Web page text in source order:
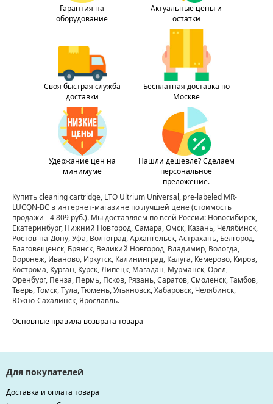
Гарантия на
оборудование
Актуальные цены и
остатки
Своя быстрая служба
доставки
Бесплатная доставка по
Москве
Удержание цен на
минимуме
Нашли дешевле? Сделаем
персональное
преложение.
Купить cleaning cartridge, LTO Ultrium Universal, pre-labeled MR-
LUCQN-BC в интернет-магазине по лучшей цене(стоимость
продажи - 4 809 руб.). Мы доставляем по всей России: Новосибирск,
Екатеринбург, Нижний Новгород, Самара, Омск, Казань, Челябинск,
Ростов-на-Дону, Уфа, Волгоград, Архангельск, Астрахань, Белгород,
Благовещенск, Брянск, Великий Новгород, Владимир, Вологда,
Воронеж, Иваново, Иркутск, Калининград, Калуга, Кемерово, Киров,
Кострома, Курган, Курск, Липецк, Магадан, Мурманск, Орел,
Оренбург, Пенза, Пермь, Псков, Рязань, Саратов, Смоленск, Тамбов,
Тверь, Томск, Тула, Тюмень, Ульяновск, Хабаровск, Челябинск,
Южно-Сахалинск, Ярославль.
Основные правила возврата товара
Для покупателей
Доставка и оплата товара